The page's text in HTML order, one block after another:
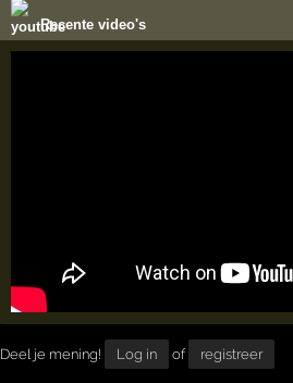
Recente video's
Deel je mening! Log in of registreer